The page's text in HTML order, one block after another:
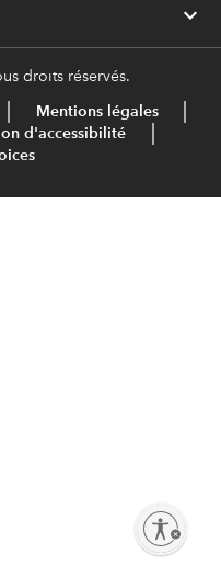
expand_more
droits réservés.
Mentions légales
d'accessibilité